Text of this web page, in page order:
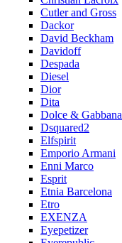
Cutler and Gross
Dackor
David Beckham
Davidoff
Despada
Diesel
Dior
Dita
Dolce & Gabbana
Dsquared2
Elfspirit
Emporio Armani
Enni Marco
Esprit
Etnia Barcelona
Etro
EXENZA
Eyepetizer